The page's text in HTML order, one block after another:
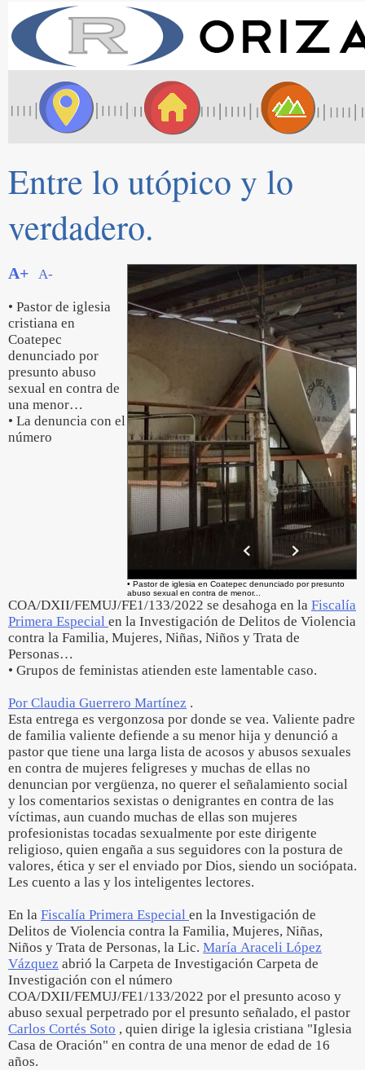
Entre lo utópico y lo
verdadero.
• Pastor de iglesia en Coatepec denunciado por presunto
abuso sexual en contra de menor...
A+ A-
• Pastor de iglesia
cristiana en
Coatepec
denunciado por
presunto abuso
sexual en contra de
una menor…
• La denuncia con el
número
COA/DXII/FEMUJ/FE1/133/2022 se desahoga en la Fiscalía
Primera Especial en la Investigación de Delitos de Violencia
contra la Familia, Mujeres, Niñas, Niños y Trata de
Personas…
• Grupos de feministas atienden este lamentable caso.
Por Claudia Guerrero Martínez .
Esta entrega es vergonzosa por donde se vea. Valiente padre
de familia valiente defiende a su menor hija y denunció a
pastor que tiene una larga lista de acosos y abusos sexuales
en contra de mujeres feligreses y muchas de ellas no
denuncian por vergüenza, no querer el señalamiento social
y los comentarios sexistas o denigrantes en contra de las
víctimas, aun cuando muchas de ellas son mujeres
profesionistas tocadas sexualmente por este dirigente
religioso, quien engaña a sus seguidores con la postura de
valores, ética y ser el enviado por Dios, siendo un sociópata.
Les cuento a las y los inteligentes lectores.
En la Fiscalía Primera Especial en la Investigación de
Delitos de Violencia contra la Familia, Mujeres, Niñas,
Niños y Trata de Personas, la Lic. María Araceli López
Vázquez abrió la Carpeta de Investigación Carpeta de
Investigación con el número
COA/DXII/FEMUJ/FE1/133/2022 por el presunto acoso y
abuso sexual perpetrado por el presunto señalado, el pastor
Carlos Cortés Soto , quien dirige la iglesia cristiana "Iglesia
Casa de Oración" en contra de una menor de edad de 16
años.